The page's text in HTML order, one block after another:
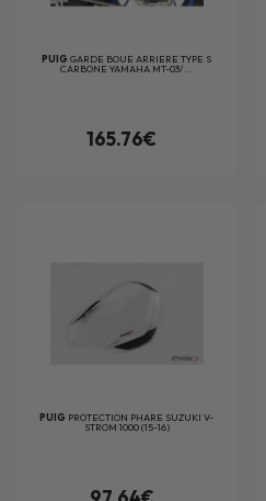
PUIGGARDE BOUE ARRIERE TYPE S
CARBONE YAMAHA MT-03/...
165.76€
PUIG PROTECTION PHARE SUZUKI V-
STROM 1000 (15-16)